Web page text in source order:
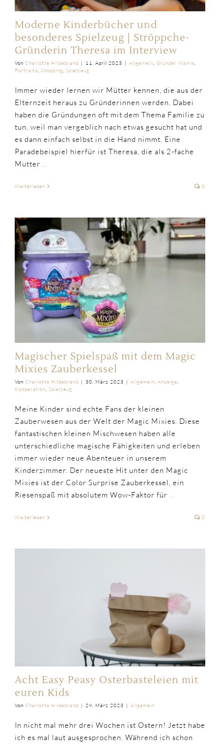
Moderne Kinderbücher und
besonderes Spielzeug | Ströppche-
Gründerin Theresa im Interview
Von Charlotte Hildebrand | 11. April 2023 | Allgemein, Gründer Mamis,
Portraits, Shopping, Spielzeug
Immer wieder lernen wir Mütter kennen, die aus der
Elternzeit heraus zu Gründerinnen werden. Dabei
haben die Gründungen oft mit dem Thema Familie zu
tun, weil man vergeblich nach etwas gesucht hat und
es dann einfach selbst in die Hand nimmt. Eine
Paradebeispiel hierfür ist Theresa, die als 2-fache
Mutter ...
Weiterlesen 0
Magischer Spielspaß mit dem Magic
Mixies Zauberkessel
Von Charlotte Hildebrand | 30. März 2023 | Allgemein, Anzeige,
Kooperation, Spielzeug
Meine Kinder sind echte Fans der kleinen
Zauberwesen aus der Welt der Magic Mixies. Diese
fantastischen kleinen Mischwesen haben alle
unterschiedliche magische Fähigkeiten und erleben
immer wieder neue Abenteuer in unserem
Kinderzimmer. Der neueste Hit unter den Magic
Mixies ist der Color Surprise Zauberkessel, ein
Riesenspaß mit absolutem Wow-Faktor für ...
Weiterlesen 0
Acht Easy Peasy Osterbasteleien mit
euren Kids
Von Charlotte Hildebrand | 29. März 2023 | Allgemein
In nicht mal mehr drei Wochen ist Ostern! Jetzt habe
ich es mal laut ausgesprochen. Während ich schon